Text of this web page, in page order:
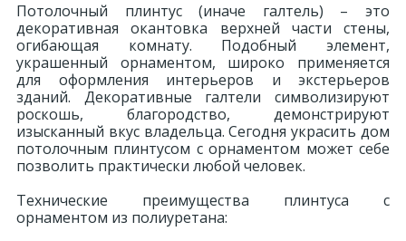
Потолочный плинтус (иначе галтель) – это
декоративная окантовка верхней части стены,
огибающая комнату. Подобный элемент,
украшенный орнаментом, широко применяется
для оформления интерьеров и экстерьеров
зданий. Декоративные галтели символизируют
роскошь, благородство, демонстрируют
изысканный вкус владельца. Сегодня украсить дом
потолочным плинтусом с орнаментом может себе
позволить практически любой человек.
Технические преимущества плинтуса с
орнаментом из полиуретана: